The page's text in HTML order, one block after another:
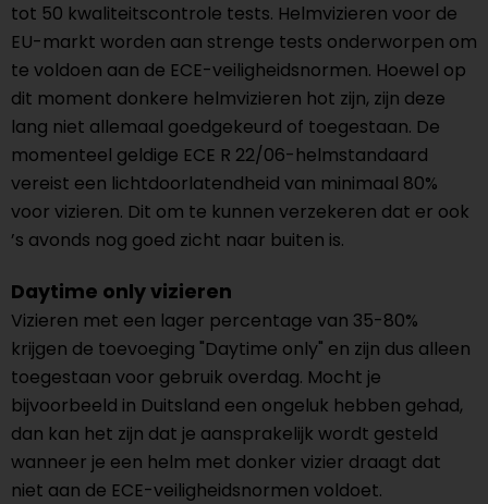
tot 50 kwaliteitscontrole tests. Helmvizieren voor de
EU-markt worden aan strenge tests onderworpen om
te voldoen aan de ECE-veiligheidsnormen. Hoewel op
dit moment donkere helmvizieren hot zijn, zijn deze
lang niet allemaal goedgekeurd of toegestaan. De
momenteel geldige ECE R 22/06-helmstandaard
vereist een lichtdoorlatendheid van minimaal 80%
voor vizieren. Dit om te kunnen verzekeren dat er ook
’s avonds nog goed zicht naar buiten is.
Daytime only vizieren
Vizieren met een lager percentage van 35-80%
krijgen de toevoeging "Daytime only" en zijn dus alleen
toegestaan voor gebruik overdag. Mocht je
bijvoorbeeld in Duitsland een ongeluk hebben gehad,
dan kan het zijn dat je aansprakelijk wordt gesteld
wanneer je een helm met donker vizier draagt dat
niet aan de ECE-veiligheidsnormen voldoet.